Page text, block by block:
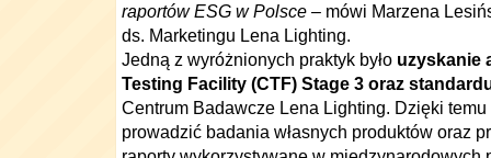
raportów ESG w Polsce – mówi Marzena
ds. Marketingu Lena Lighting.
Jedną z wyróżnionych praktyk było uzyskanie
Testing Facility (CTF) Stage 3 oraz
Centrum Badawcze Lena Lighting. Dzięki
prowadzić badania własnych produktów oraz